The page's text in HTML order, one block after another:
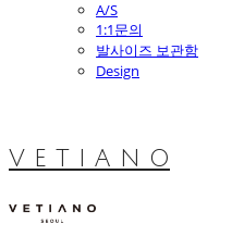
A/S
1:1문의
발사이즈 보관함
Design
V E T I A N O